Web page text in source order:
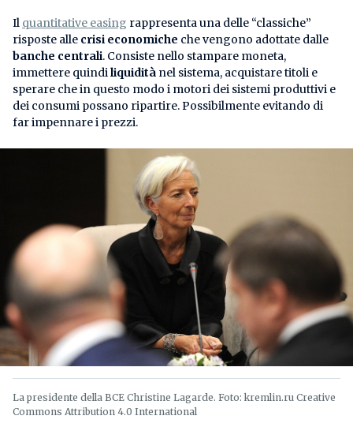
Il quantitative easing rappresenta una delle “classiche”
risposte alle crisi economiche che vengono adottate dalle
banche centrali. Consiste nello stampare moneta,
immettere quindiliquidità nel sistema, acquistare titoli e
sperare che in questo modo i motori dei sistemi produttivi e
dei consumi possano ripartire. Possibilmente evitando di
far impennare i prezzi.
La presidente della BCE Christine Lagarde. Foto: kremlin.ru Creative
Commons Attribution 4.0 International